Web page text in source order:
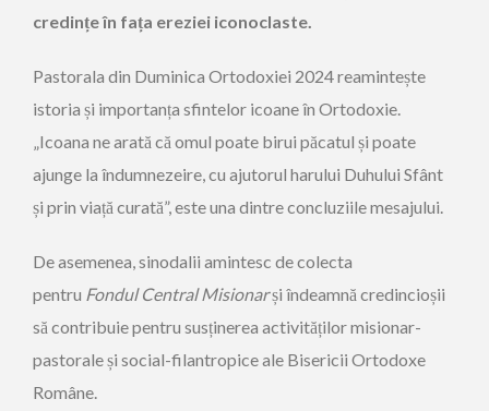
credințe în fața ereziei iconoclaste.
Pastorala din Duminica Ortodoxiei 2024 reamintește
istoria și importanța sfintelor icoane în Ortodoxie.
„Icoana ne arată că omul poate birui păcatul și poate
ajunge la îndumnezeire, cu ajutorul harului Duhului Sfânt
și prin viață curată”, este una dintre concluziile mesajului.
De asemenea, sinodalii amintesc de colecta
pentru Fondul Central Misionarși îndeamnă credincioșii
să contribuie pentru susținerea activităților misionar-
pastorale și social-filantropice ale Bisericii Ortodoxe
Române.